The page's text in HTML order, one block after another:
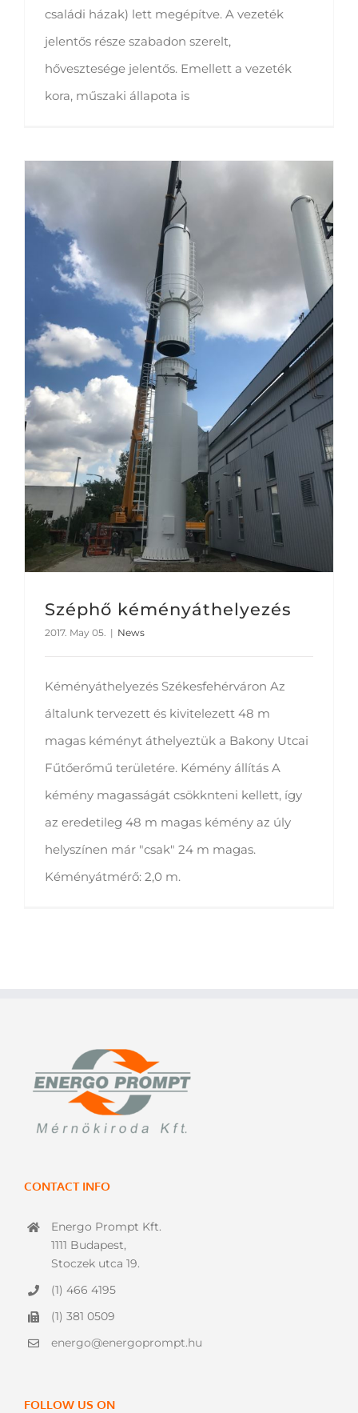
családi házak) lett megépítve. A vezeték
jelentős része szabadon szerelt,
hővesztesége jelentős. Emellett a vezeték
kora, műszaki állapota is
Széphő kéményáthelyezés
2017. May 05. | News
Kéményáthelyezés Székesfehérváron Az
általunk tervezett és kivitelezett 48 m
magas kéményt áthelyeztük a Bakony Utcai
Fűtőerőmű területére. Kémény állítás A
kémény magasságát csökknteni kellett, így
az eredetileg 48 m magas kémény az úly
helyszínen már "csak" 24 m magas.
Kéményátmérő: 2,0 m.
CONTACT INFO
Energo Prompt Kft.
1111 Budapest,
Stoczek utca 19.
(1) 466 4195
(1) 381 0509
energo@energoprompt.hu
FOLLOW US ON